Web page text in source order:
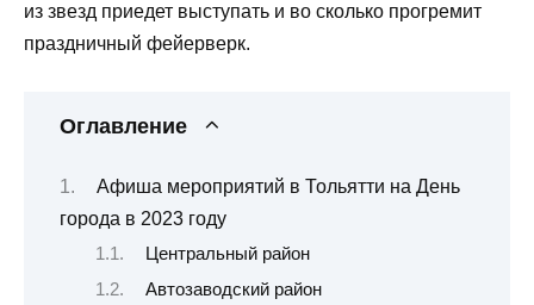
из звезд приедет выступать и во сколько прогремит
праздничный фейерверк.
Оглавление
Афиша мероприятий в Тольятти на День
города в 2023 году
Центральный район
Автозаводский район